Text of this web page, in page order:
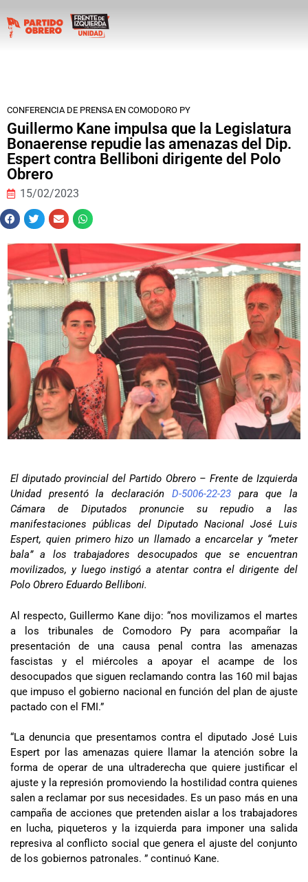
CONFERENCIA DE PRENSA EN COMODORO PY
Guillermo Kane impulsa que la Legislatura
Bonaerense repudie las amenazas del Dip.
Espert contra Belliboni dirigente del Polo
Obrero
15/02/2023
El diputado provincial del Partido Obrero – Frente de Izquierda
Unidad presentó la declaración D-5006-22-23para que la
Cámara de Diputados pronuncie su repudio a las
manifestaciones públicas del Diputado Nacional José Luis
Espert, quien primero hizo un llamado a encarcelar y “meter
bala” a los trabajadores desocupados que se encuentran
movilizados, y luego instigó a atentar contra el dirigente del
Polo Obrero Eduardo Belliboni.
Al respecto, Guillermo Kane dijo: “nos movilizamos el martes
a los tribunales de Comodoro Py para acompañar la
presentación de una causa penal contra las amenazas
fascistas y el miércoles a apoyar el acampe de los
desocupados que siguen reclamando contra las 160 mil bajas
que impuso el gobierno nacional en función del plan de ajuste
pactado con el FMI.”
“La denuncia que presentamos contra el diputado José Luis
Espert por las amenazas quiere llamar la atención sobre la
forma de operar de una ultraderecha que quiere justificar el
ajuste y la represión promoviendo la hostilidad contra quienes
salen a reclamar por sus necesidades. Es un paso más en una
campaña de acciones que pretenden aislar a los trabajadores
en lucha, piqueteros y la izquierda para imponer una salida
represiva al conflicto social que genera el ajuste del conjunto
de los gobiernos patronales. ” continuó Kane.